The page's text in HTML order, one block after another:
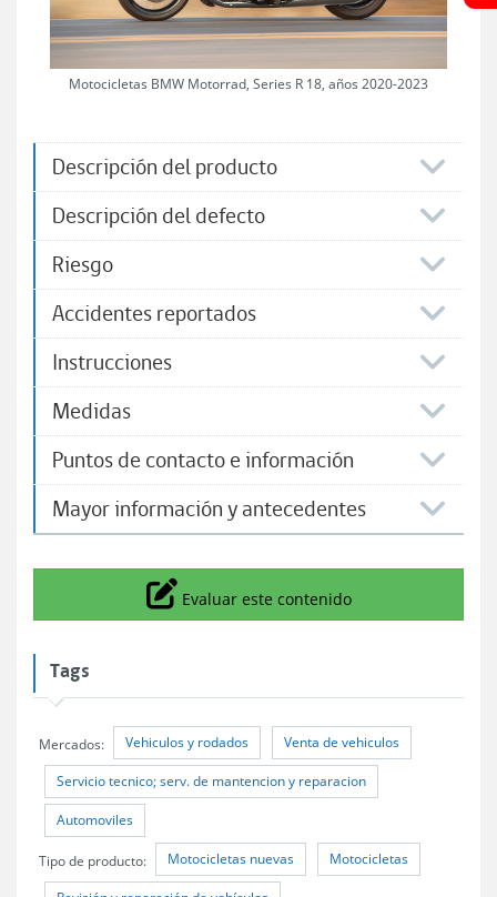
Motocicletas BMW Motorrad, Series R 18, años 2020-2023
Descripción del producto
Descripción del defecto
Riesgo
Accidentes reportados
Instrucciones
Medidas
Puntos de contacto e información
Mayor información y antecedentes
Icono
Evaluar este contenido
Tags
Mercados: Vehiculos y rodados Venta de vehiculos
Servicio tecnico; serv. de mantencion y reparacion
Automoviles
Tipo de producto: Motocicletas nuevas Motocicletas